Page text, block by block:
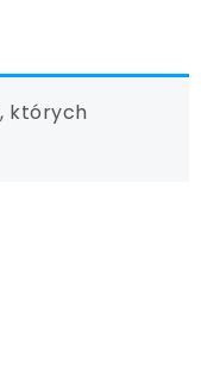
których